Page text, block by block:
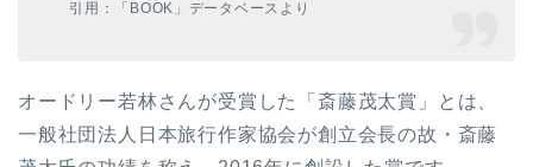
引用：「BOOK」データベースより
オードリー若林さんが受賞した「斎藤茂太賞」とは、
一般社団法人日本旅行作家協会が創立会長の故・斎藤